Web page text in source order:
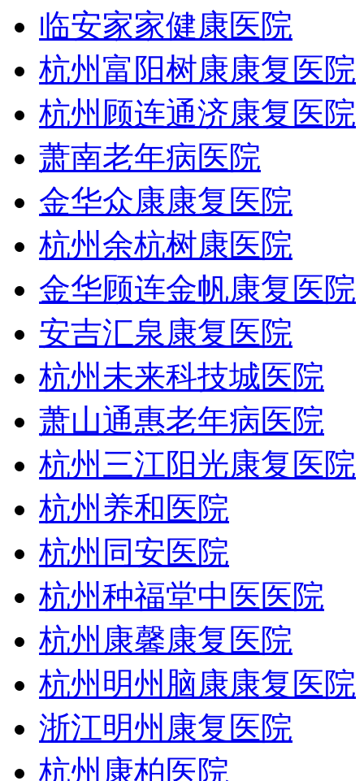
临安家家健康医院
杭州富阳树康康复医院
杭州顾连通济康复医院
萧南老年病医院
金华众康康复医院
杭州余杭树康医院
金华顾连金帆康复医院
安吉汇泉康复医院
杭州未来科技城医院
萧山通惠老年病医院
杭州三江阳光康复医院
杭州养和医院
杭州同安医院
杭州种福堂中医医院
杭州康馨康复医院
杭州明州脑康康复医院
浙江明州康复医院
杭州康柏医院